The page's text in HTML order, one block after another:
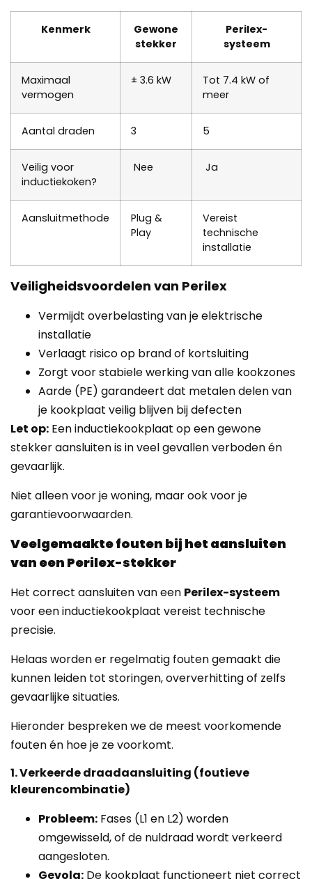
Kenmerk
Gewone
stekker
Perilex-
systeem
Maximaal
vermogen
± 3.6 kW
Tot 7.4 kW of
meer
Aantal draden 3 5
Veilig voor
inductiekoken?
Nee Ja
Aansluitmethode
Plug &
Play
Vereist
technische
installatie
Veiligheidsvoordelen van Perilex
Vermijdt overbelasting van je elektrische
installatie
Verlaagt risico op brand of kortsluiting
Zorgt voor stabiele werking van alle kookzones
Aarde (PE) garandeert dat metalen delen van
je kookplaat veilig blijven bij defecten
Let op: Een inductiekookplaat op een gewone
stekker aansluiten is in veel gevallen verboden én
gevaarlijk.
Niet alleen voor je woning, maar ook voor je
garantievoorwaarden.
Veelgemaakte fouten bij het aansluiten
van een Perilex-stekker
Het correct aansluiten van een Perilex-systeem
voor een inductiekookplaat vereist technische
precisie.
Helaas worden er regelmatig fouten gemaakt die
kunnen leiden tot storingen, oververhitting of zelfs
gevaarlijke situaties.
Hieronder bespreken we de meest voorkomende
fouten én hoe je ze voorkomt.
1. Verkeerde draadaansluiting (foutieve
kleurencombinatie)
Probleem: Fases (L1 en L2) worden
omgewisseld, of de nuldraad wordt verkeerd
aangesloten.
Gevolg: De kookplaat functioneert niet correct